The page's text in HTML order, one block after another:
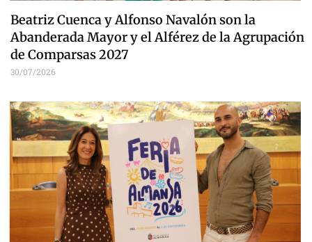
Beatriz Cuenca y Alfonso Navalón son la
Abanderada Mayor y el Alférez de la Agrupación
de Comparsas 2027
30/07/2026